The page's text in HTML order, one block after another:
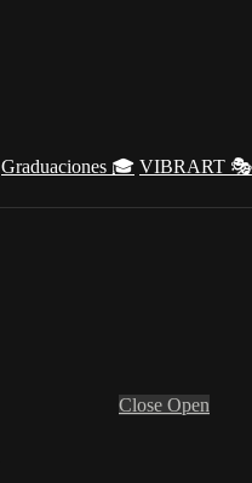
Graduaciones 🎓 VIBRART 🎭
Close Open